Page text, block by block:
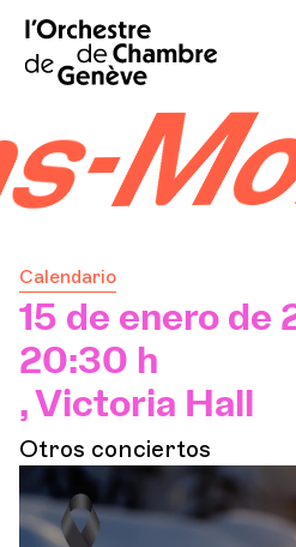
Calendario
15 de enero de
20:30 h
, Victoria Hall
Otros conciertos
Inicio
Explore